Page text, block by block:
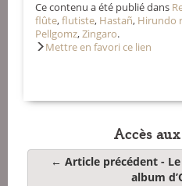
Ce contenu a été publié dans
flûte,flutiste, Hastañ, Hirundo
Pellgomz,Zingaro.
Mettre en favori ce lien
Accès
← Article précédent -
album